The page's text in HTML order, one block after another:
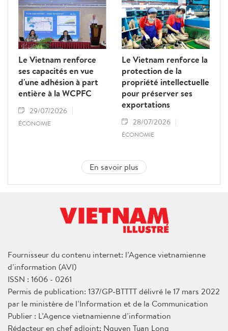
Le Vietnam renforce
ses capacités en vue
d'une adhésion à part
entière à la WCPFC
29/07/2026
ÉCONOMIE
Le Vietnam renforce la
protection de la
propriété intellectuelle
pour préserver ses
exportations
28/07/2026
ÉCONOMIE
En savoir plus
Fournisseur du contenu internet: l’Agence vietnamienne
d’information (AVI)
ISSN : 1606 - 0261
Permis de publication: 137/GP-BTTTT délivré le 17 mars 2022
par le ministère de l’Information et de la Communication
Publier : L’Agence vietnamienne d’information
Rédacteur en chef adjoint: Nguyen Tuan Long